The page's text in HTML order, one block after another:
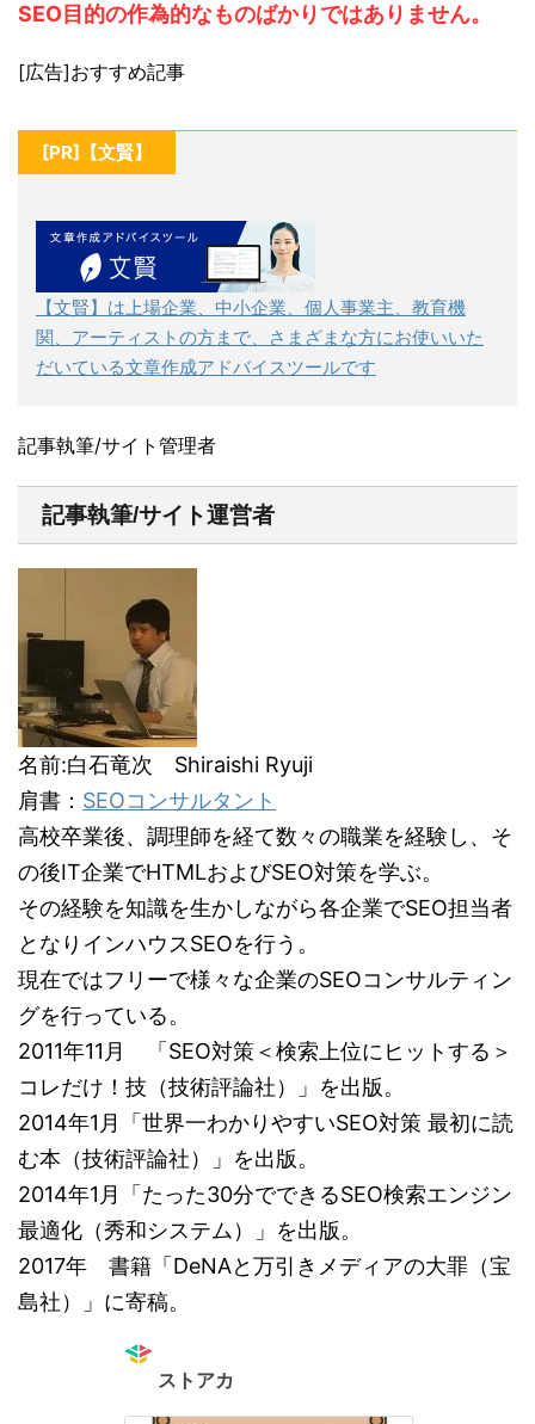
SEO目的の作為的なものばかりではありません。
[広告]おすすめ記事
[PR]【文賢】
【文賢】は上場企業、中小企業、個人事業主、教育機
関、アーティストの方まで、さまざまな方にお使いいた
だいている文章作成アドバイスツールです
記事執筆/サイト管理者
記事執筆/サイト運営者
名前:白石竜次 Shiraishi Ryuji
肩書： SEOコンサルタント
高校卒業後、調理師を経て数々の職業を経験し、そ
の後IT企業でHTMLおよびSEO対策を学ぶ。
その経験を知識を生かしながら各企業でSEO担当者
となりインハウスSEOを行う。
現在ではフリーで様々な企業のSEOコンサルティン
グを行っている。
2011年11月 「SEO対策＜検索上位にヒットする＞
コレだけ！技（技術評論社）」を出版。
2014年1月「世界一わかりやすいSEO対策 最初に読
む本（技術評論社）」を出版。
2014年1月「たった30分でできるSEO検索エンジン
最適化（秀和システム）」を出版。
2017年 書籍「DeNAと万引きメディアの大罪（宝
島社）」に寄稿。
ストアカ